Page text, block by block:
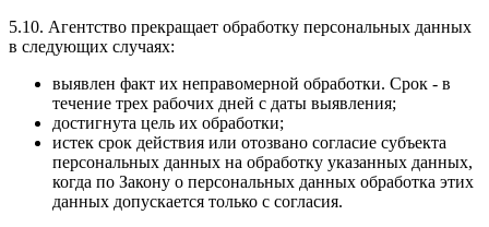
5.10. Агентство прекращает обработку персональных данных
в следующих случаях:
выявлен факт их неправомерной обработки. Срок - в
течение трех рабочих дней с даты выявления;
достигнута цель их обработки;
истек срок действия или отозвано согласие субъекта
персональных данных на обработку указанных данных,
когда по Закону о персональных данных обработка этих
данных допускается только с согласия.